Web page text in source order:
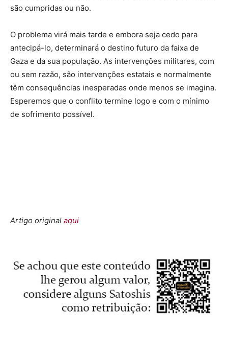
são cumpridas ou não.
O problema virá mais tarde e embora seja cedo para
antecipá-lo, determinará o destino futuro da faixa de
Gaza e da sua população. As intervenções militares, com
ou sem razão, são intervenções estatais e normalmente
têm consequências inesperadas onde menos se imagina.
Esperemos que o conflito termine logo e com o mínimo
de sofrimento possível.
Artigo original aqui